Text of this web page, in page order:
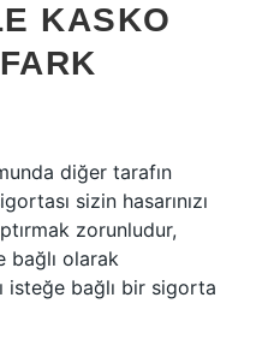
KASKO
diğer tarafın
sizin hasarınızı
zorunludur,
bağlı olarak
isteğe bağlı bir sigorta